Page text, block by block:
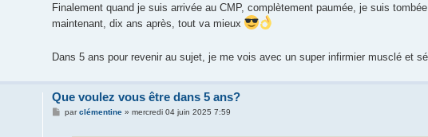
Finalement quand je suis arrivée au CMP, complètement paumée, je suis
maintenant, dix ans après, tout va mieux
Dans 5 ans pour revenir au sujet, je me vois avec un super infirmier musclé et
Que voulez vous être dans 5 ans?
Mparclémentine» mercredi 04 juin 2025 7:59